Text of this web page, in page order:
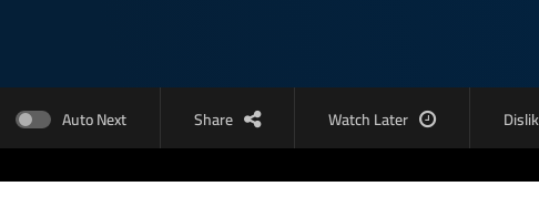
Watch Later
Share
Auto Next